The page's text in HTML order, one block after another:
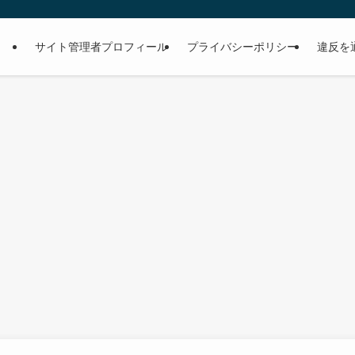
サイト管理者プロフィール プライバシーポリシー 違反を